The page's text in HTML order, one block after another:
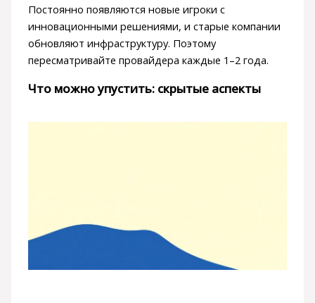
Постоянно появляются новые игроки с
инновационными решениями, и старые компании
обновляют инфраструктуру. Поэтому
пересматривайте провайдера каждые 1–2 года.
Что можно упустить: скрытые аспекты